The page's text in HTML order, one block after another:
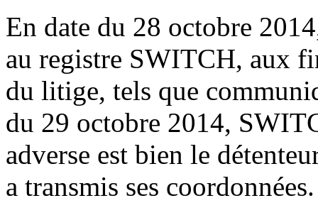
En date du 28 octobre
au registre SWITCH, aux
du litige, tels que
du 29 octobre 2014,
adverse est bien le
a transmis ses coordonnées.